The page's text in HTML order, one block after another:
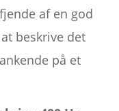
af en god
beskrive det
på et